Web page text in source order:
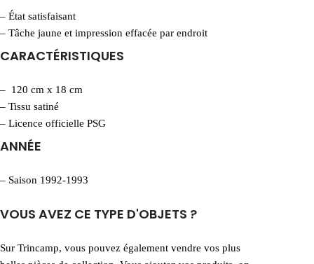
– État satisfaisant
– Tâche jaune et impression effacée par endroit
CARACTÉRISTIQUES
– 120 cm x 18 cm
– Tissu satiné
– Licence officielle PSG
ANNÉE
– Saison 1992-1993
VOUS AVEZ CE TYPE D'OBJETS ?
Sur Trincamp, vous pouvez également vendre vos plus